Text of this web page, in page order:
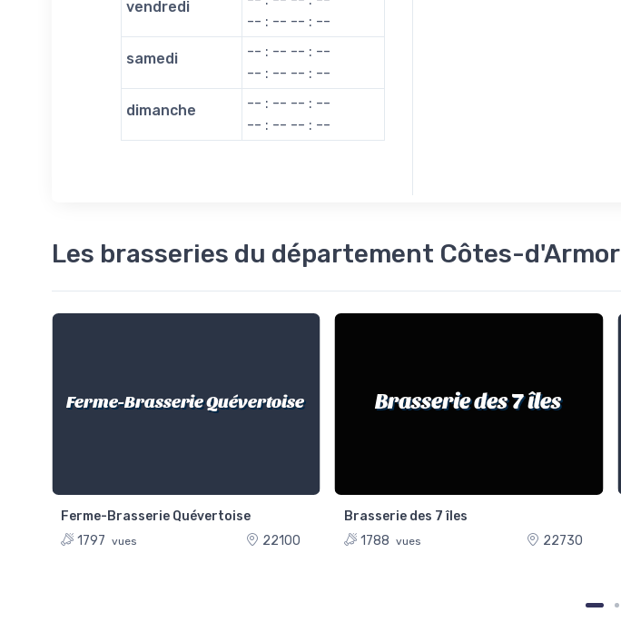
vendredi
-- : -- -- : --
samedi
-- : -- -- : --
-- : -- -- : --
dimanche
-- : -- -- : --
-- : -- -- : --
Les brasseries du département Côtes-d'Armor
Ferme-Brasserie Quévertoise
Ferme-Brasserie Quévertoise
1797 vues 22100
Brasserie des 7 îles
Brasserie des 7 îles
1788 vues 22730